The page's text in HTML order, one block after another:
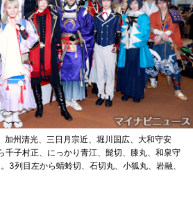
加州清光、三日月宗近、堀川国広、大和守安
千子村正、にっかり青江、髭切、膝丸、和泉守
3列目左から蜻蛉切、石切丸、小狐丸、岩融、